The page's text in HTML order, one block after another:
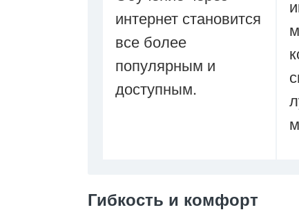
интернет становится
все более
популярным и
доступным.
Гибкость и комфорт